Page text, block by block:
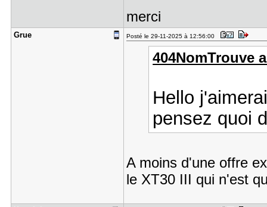
merci
Grue Posté le 29-11-2025 à 12:56:00
404NomTrouve
Hello
pensez quoi
A moins d'une offre
le XT30 III qui n'est